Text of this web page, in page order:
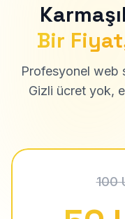
Bir
Profesyonel web
Gizli ücret yok,
100